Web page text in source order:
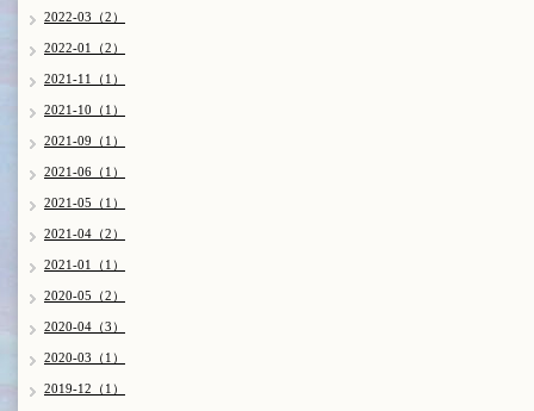
2022-03（2）
2022-01（2）
2021-11（1）
2021-10（1）
2021-09（1）
2021-06（1）
2021-05（1）
2021-04（2）
2021-01（1）
2020-05（2）
2020-04（3）
2020-03（1）
2019-12（1）